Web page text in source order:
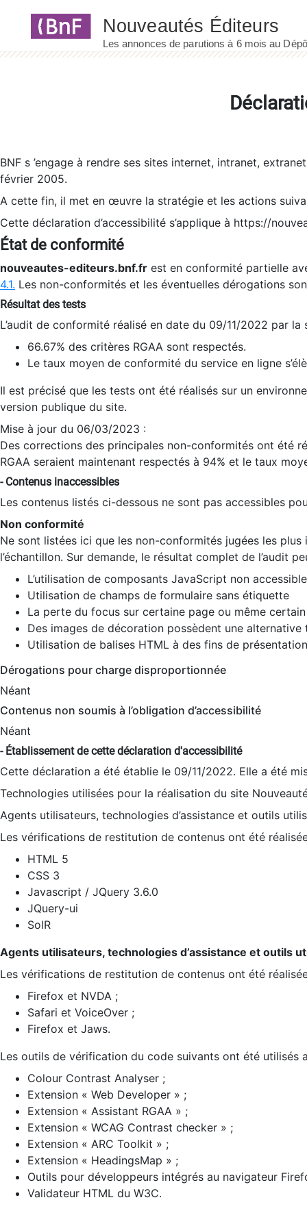
BNF s ’engage à rendre ses sites internet, intranet,
février 2005.
A cette fin, il met en œuvre la stratégie et les actions
Cette déclaration d’accessibilité s’applique à https://
État de conformité
nouveautes-editeurs.bnf.fr est en conformité partielle
4.1. Les non-conformités et les éventuelles dérogations
Résultat des tests
L’audit de conformité réalisé en date du 09/11/2022 par
66.67% des critères RGAA sont respectés.
Le taux moyen de conformité du service en ligne
Il est précisé que les tests ont été réalisés sur un
version publique du site.
Mise à jour du 06/03/2023 :
Des corrections des principales non-conformités ont été
RGAA seraient maintenant respectés à 94% et le taux
- Contenus inaccessibles
Les contenus listés ci-dessous ne sont pas accessibles
Non conformité
Ne sont listées ici que les non-conformités jugées les
l’échantillon. Sur demande, le résultat complet de l’audit
L’utilisation de composants JavaScript non
Utilisation de champs de formulaire sans étiquette
La perte du focus sur certaine page ou même
Des images de décoration possèdent une alternative
Utilisation de balises HTML à des fins de
Dérogations pour charge disproportionnée
Néant
Contenus non soumis à l’obligation d’accessibilité
Néant
- Établissement de cette déclaration d'accessibilité
Cette déclaration a été établie le 09/11/2022. Elle a été
Technologies utilisées pour la réalisation du site
Agents utilisateurs, technologies d’assistance et outils
Les vérifications de restitution de contenus ont été
HTML 5
CSS 3
Javascript / JQuery 3.6.0
JQuery-ui
SolR
Agents utilisateurs, technologies d’assistance et outils
Les vérifications de restitution de contenus ont été
Firefox et NVDA ;
Safari et VoiceOver ;
Firefox et Jaws.
Les outils de vérification du code suivants ont été utilisés
Colour Contrast Analyser ;
Extension « Web Developer » ;
Extension « Assistant RGAA » ;
Extension « WCAG Contrast checker » ;
Extension « ARC Toolkit » ;
Extension « HeadingsMap » ;
Outils pour développeurs intégrés au navigateur
Validateur HTML du W3C.